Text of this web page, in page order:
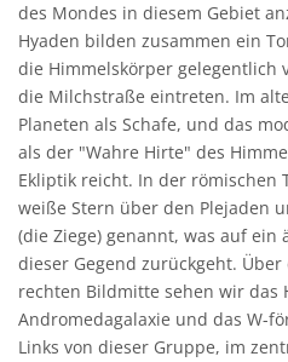
des Mondes in diesem Gebiet
Hyaden bilden zusammen ein
die Himmelskörper gelegentlich
die Milchstraße eintreten. Im
Planeten als Schafe, und das
als der "Wahre Hirte" des
Ekliptik reicht. In der römischen
weiße Stern über den Plejaden
(die Ziege) genannt, was auf ein
dieser Gegend zurückgeht.
rechten Bildmitte sehen wir das
Andromedagalaxie und das W-
Links von dieser Gruppe, im